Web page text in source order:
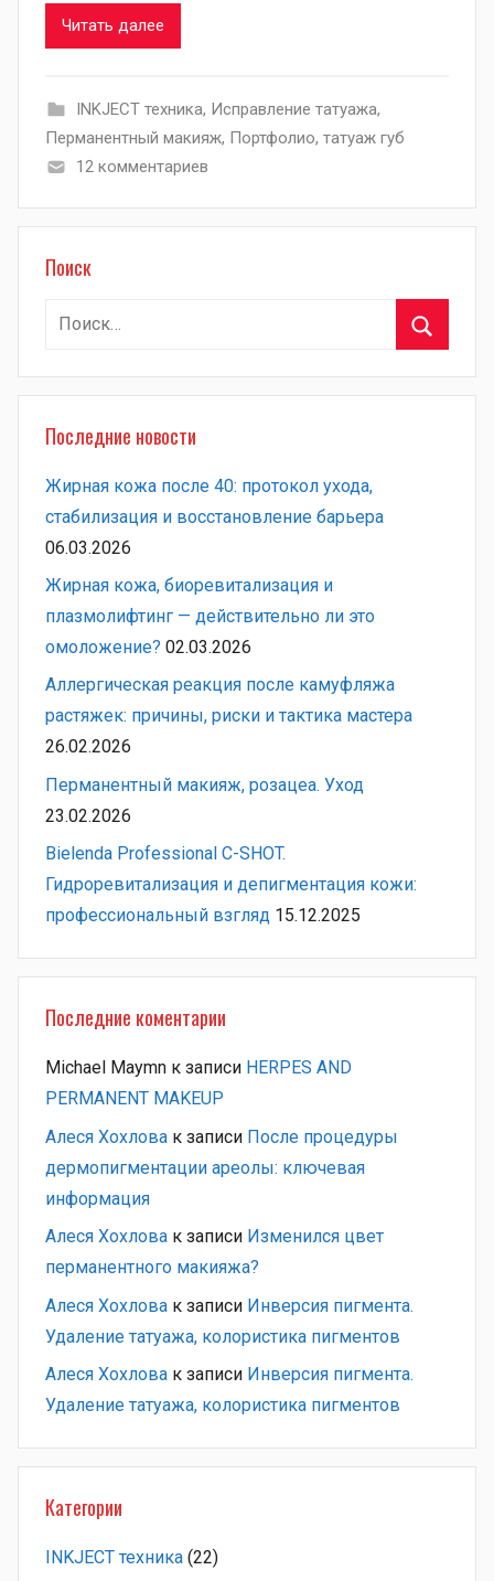
Читать далее
INKJECT техника, Исправление татуажа,
Перманентный макияж, Портфолио, татуаж губ
12 комментариев
Поиск
Найти:
Последние новости
Жирная кожа после 40: протокол ухода,
стабилизация и восстановление барьера
06.03.2026
Жирная кожа, биоревитализация и
плазмолифтинг — действительно ли это
омоложение? 02.03.2026
Аллергическая реакция после камуфляжа
растяжек: причины, риски и тактика мастера
26.02.2026
Перманентный макияж, розацеа. Уход
23.02.2026
Bielenda Professional C-SHOT.
Гидроревитализация и депигментация кожи:
профессиональный взгляд 15.12.2025
Последние коментарии
Michael Maymn к записи HERPES AND
PERMANENT MAKEUP
Алеся Хохлова к записи После процедуры
дермопигментации ареолы: ключевая
информация
Алеся Хохлова к записи Изменился цвет
перманентного макияжа?
Алеся Хохлова к записи Инверсия пигмента.
Удаление татуажа, колористика пигментов
Алеся Хохлова к записи Инверсия пигмента.
Удаление татуажа, колористика пигментов
Категории
INKJECT техника (22)